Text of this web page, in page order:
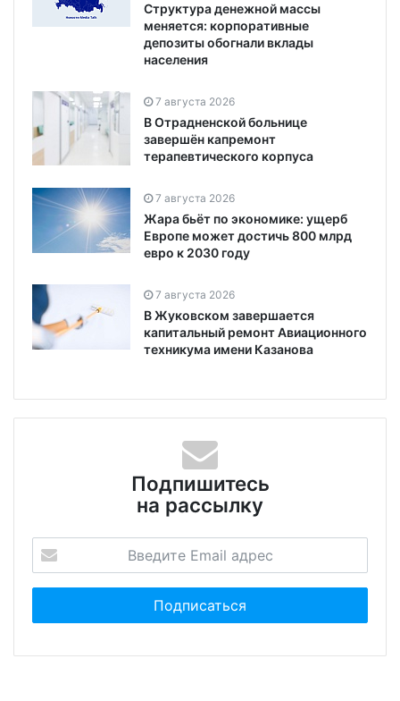
Структура денежной массы
меняется: корпоративные
депозиты обогнали вклады
населения
7 августа 2026
В Отрадненской больнице
завершён капремонт
терапевтического корпуса
7 августа 2026
Жара бьёт по экономике: ущерб
Европе может достичь 800 млрд
евро к 2030 году
7 августа 2026
В Жуковском завершается
капитальный ремонт Авиационного
техникума имени Казанова
Подпишитесь
на рассылку